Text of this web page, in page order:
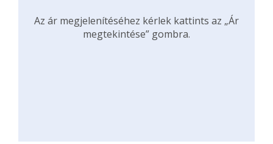
Az ár megjelenítéséhez kérlek kattints az „Ár
megtekintése” gombra.